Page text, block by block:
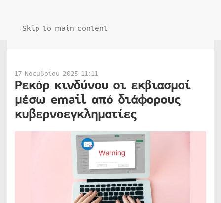
Skip to main content
17 Νοεμβρίου 2025 11:11
Ρεκόρ κινδύνου οι εκβιασμοί
μέσω email από διάφορους
κυβερνοεγκληματίες